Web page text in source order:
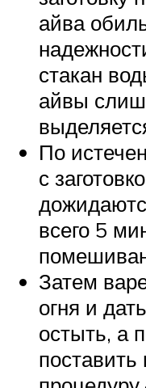
айва
стакан
айвы
По
с
всего 5
Затем
огня и
остыть, а
поставить